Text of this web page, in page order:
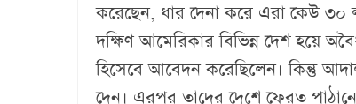
করেছেন, ধার দেনা করে এরা কেউ ৩০
দক্ষিণ আমেরিকার বিভিন্ন দেশ হয়ে
হিসেবে আবেদন করেছিলেন। কিন্তু
দেন। এরপর তাদের দেশে ফেরত